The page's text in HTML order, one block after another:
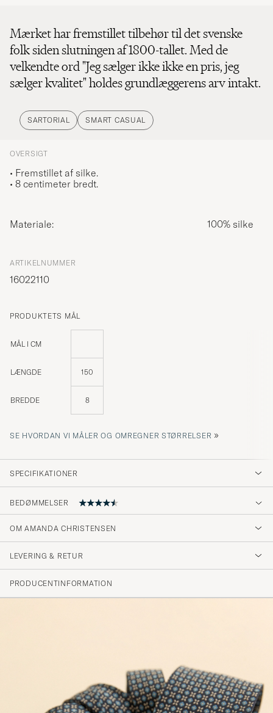
Mærket har fremstillet tilbehør til det svenske
folk siden slutningen af 1800-tallet. Med de
velkendte ord "Jeg sælger ikke ikke en pris, jeg
sælger kvalitet" holdes grundlæggerens arv intakt.
SARTORIAL SMART CASUAL
OVERSIGT
• Fremstillet af silke.
• 8 centimeter bredt.
Materiale: 100% silke
ARTIKELNUMMER
16022110
PRODUKTETS MÅL
MÅL I CM
LÆNGDE 150
BREDDE 8
SE HVORDAN VI MÅLER OG OMREGNER STØRRELSER »
SPECIFIKATIONER
BEDØMMELSER
4.5
(14)
(2)
Känns lite budget. Blir en helt OK four-in-
hand-knut. Men sämre an andra A
Christensen-slipsar.
OM AMANDA CHRISTENSEN
LEVERING & RETUR
PRODUCENTINFORMATION